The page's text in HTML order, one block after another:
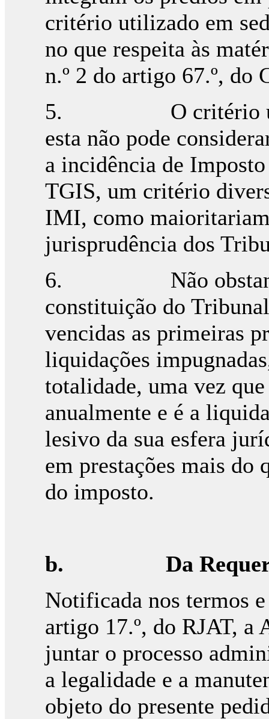
critério utilizado em
no que respeita às
n.º 2 do artigo 67.º, do
5. O critério
esta não pode
a incidência de
TGIS, um critério
IMI, como
jurisprudência dos
6. Não obstante à
constituição do
vencidas as primeiras
liquidações
totalidade, uma vez
anualmente e é a
lesivo da sua esfera
em prestações mais do
do imposto.
b.Da
Notificada nos termos
artigo 17.º, do RJAT, a
juntar o processo
a legalidade e a
objeto do presente